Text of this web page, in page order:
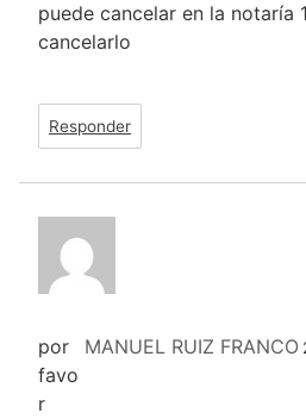
puede cancelar en la notaría
cancelarlo
Responder
MANUEL RUIZ FRANCO
por
favo
r